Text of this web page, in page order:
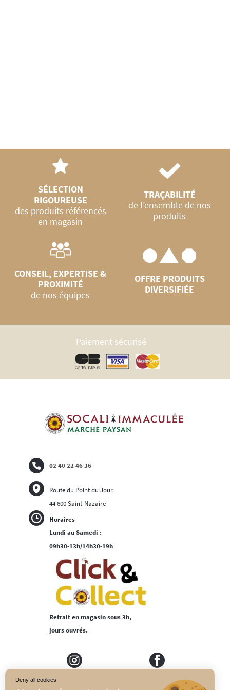
SÉLECTION
RIGOUREUSE
des produits référencés
en magasin
TRAÇABILITÉ
de l’ensemble de nos
produits
CONSEIL, EXPERTISE &
PROXIMITÉ
de nos équipes
OFFRE PRODUITS
DIVERSIFIÉE
Paiement sécurisé
Horaires
Lundi au Samedi :
09h30-13h/14h30-19h
Retrait en magasin sous 3h,
jours ouvrés.
02 40 22 46 36
Route du Point du Jour
44 600 Saint-Nazaire
Deny all cookies